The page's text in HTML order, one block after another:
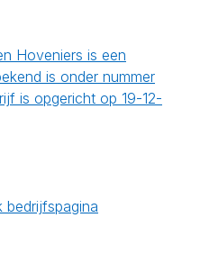
Hoveniers is een
is onder nummer
is opgericht op 19-12-
bedrijfspagina